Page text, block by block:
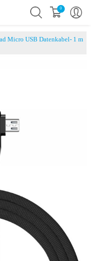
0
Micro USB Datenkabel- 1 m